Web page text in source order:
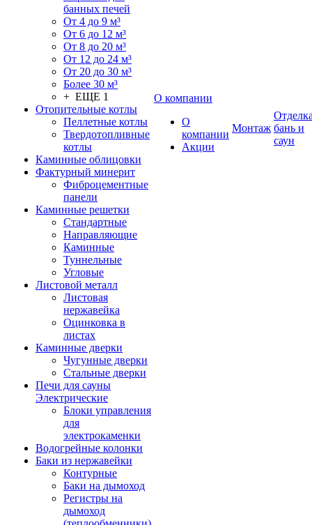
банных печей
От 4 до 9 м³
От 6 до 12 м³
От 8 до 20 м³
От 12 до 24 м³
От 20 до 30 м³
Более 30 м³
+ ЕЩЕ 1
Отопительные котлы
Пеллетные котлы
Твердотопливные
котлы
Каминные облицовки
Фактурный минерит
Фиброцементные
панели
Каминные решетки
Стандартные
Направляющие
Каминные
Туннельные
Угловые
Листовой металл
Листовая
нержавейка
Оцинковка в
листах
Каминные дверки
Чугунные дверки
Стальные дверки
Печи для сауны
Электрические
Блоки управления
для
электрокаменки
Водогрейные колонки
Баки из нержавейки
Контурные
Баки на дымоход
Регистры на
дымоход
О компании
О
компании
Акции
Монтаж бань и
саун